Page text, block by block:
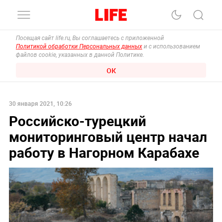
Посещая сайт life.ru, Вы соглашаетесь с приложенной
Политикой обработки Персональных данных и с использованием
файлов cookie, указанных в данной Политике.
ОК
30 января 2021, 10:26
Российско-турецкий
мониторинговый центр начал
работу в Нагорном Карабахе